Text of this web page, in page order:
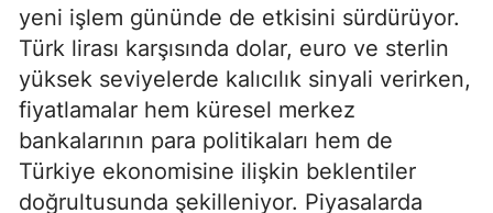
yeni işlem gününde de etkisini sürdürüyor.
Türk lirası karşısında dolar, euro ve sterlin
yüksek seviyelerde kalıcılık sinyali verirken,
fiyatlamalar hem küresel merkez
bankalarının para politikaları hem de
Türkiye ekonomisine ilişkin beklentiler
doğrultusunda şekilleniyor. Piyasalarda